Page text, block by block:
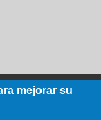
mejorar su